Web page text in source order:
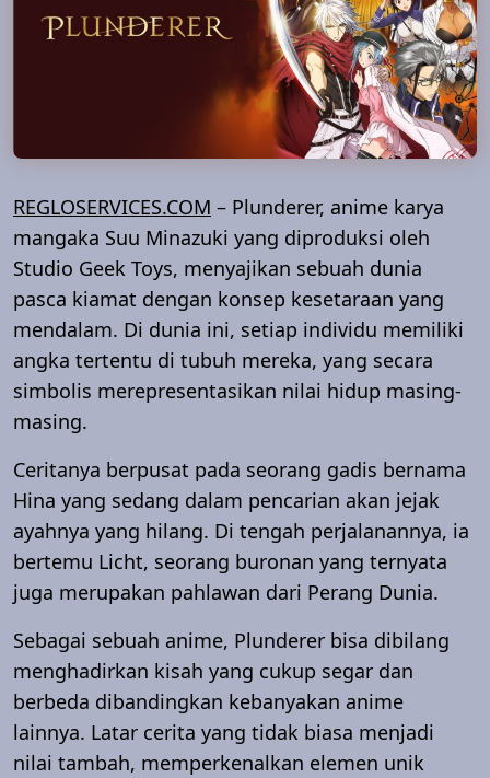
REGLOSERVICES.COM – Plunderer, anime karya
mangaka Suu Minazuki yang diproduksi oleh
Studio Geek Toys, menyajikan sebuah dunia
pasca kiamat dengan konsep kesetaraan yang
mendalam. Di dunia ini, setiap individu memiliki
angka tertentu di tubuh mereka, yang secara
simbolis merepresentasikan nilai hidup masing-
masing.
Ceritanya berpusat pada seorang gadis bernama
Hina yang sedang dalam pencarian akan jejak
ayahnya yang hilang. Di tengah perjalanannya, ia
bertemu Licht, seorang buronan yang ternyata
juga merupakan pahlawan dari Perang Dunia.
Sebagai sebuah anime, Plunderer bisa dibilang
menghadirkan kisah yang cukup segar dan
berbeda dibandingkan kebanyakan anime
lainnya. Latar cerita yang tidak biasa menjadi
nilai tambah, memperkenalkan elemen unik